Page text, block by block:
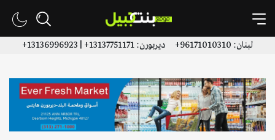
لبنان: 96171010310+ ديربورن: 13137751171+ | 13136996923+